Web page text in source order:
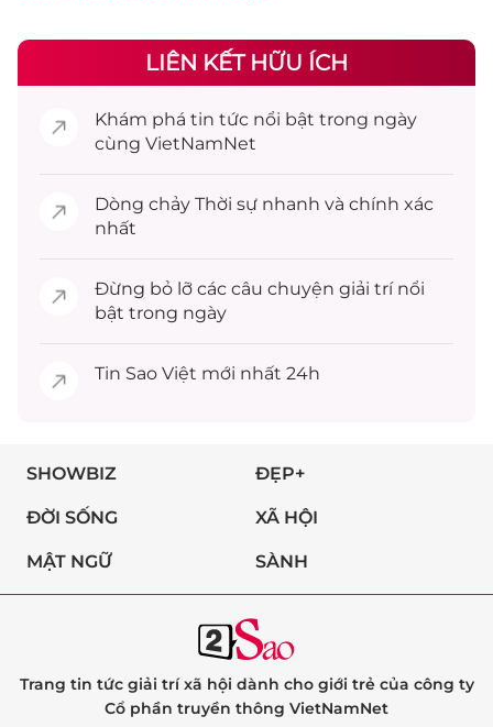
LIÊN KẾT HỮU ÍCH
Khám phá tin tức nổi bật trong ngày
cùng VietNamNet
Dòng chảy Thời sự nhanh và chính xác
nhất
Đừng bỏ lỡ các câu chuyện giải trínổi
bật trong ngày
Tin Sao Việt mới nhất 24h
SHOWBIZ ĐẸP+
ĐỜI SỐNG XÃ HỘI
MẬT NGỮ SÀNH
Trang tin tức giải trí xã hội dành cho giới trẻ của công ty
Cổ phần truyền thông VietNamNet